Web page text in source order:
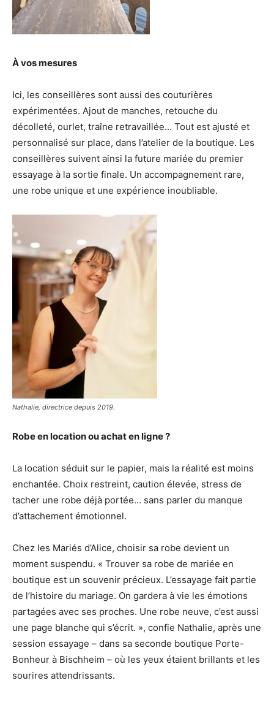
À vos mesures
Ici, les conseillères sont aussi des couturières
expérimentées. Ajout de manches, retouche du
décolleté, ourlet, traîne retravaillée… Tout est ajusté et
personnalisé sur place, dans l’atelier de la boutique. Les
conseillères suivent ainsi la future mariée du premier
essayage à la sortie finale. Un accompagnement rare,
une robe unique et une expérience inoubliable.
Nathalie, directrice depuis 2019.
Robe en location ou achat en ligne ?
La location séduit sur le papier, mais la réalité est moins
enchantée. Choix restreint, caution élevée, stress de
tacher une robe déjà portée… sans parler du manque
d’attachement émotionnel.
Chez les Mariés d’Alice, choisir sa robe devient un
moment suspendu. « Trouver sa robe de mariée en
boutique est un souvenir précieux. L’essayage fait partie
de l’histoire du mariage. On gardera à vie les émotions
partagées avec ses proches. Une robe neuve, c’est aussi
une page blanche qui s’écrit. », confie Nathalie, après une
session essayage – dans sa seconde boutique Porte-
Bonheur à Bischheim – où les yeux étaient brillants et les
sourires attendrissants.